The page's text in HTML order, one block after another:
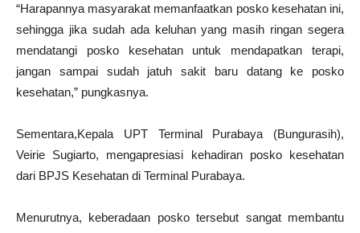
“Harapannya masyarakat memanfaatkan posko kesehatan ini,
sehingga jika sudah ada keluhan yang masih ringan segera
mendatangi posko kesehatan untuk mendapatkan terapi,
jangan sampai sudah jatuh sakit baru datang ke posko
kesehatan,” pungkasnya.
Sementara,Kepala UPT Terminal Purabaya (Bungurasih),
Veirie Sugiarto, mengapresiasi kehadiran posko kesehatan
dari BPJS Kesehatan di Terminal Purabaya.
Menurutnya, keberadaan posko tersebut sangat membantu